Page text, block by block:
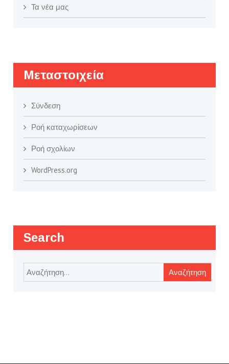
Τα νέα μας
Μεταστοιχεία
Σύνδεση
Ροή καταχωρίσεων
Ροή σχολίων
WordPress.org
Search
Αναζήτηση
για: